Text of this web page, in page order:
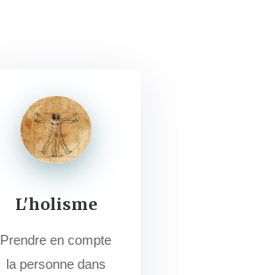
L'holisme
Prendre en compte
la personne dans